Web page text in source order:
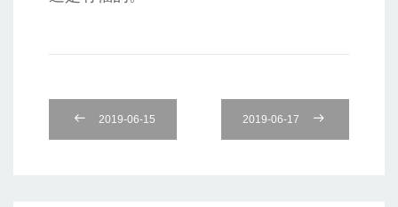
2019-06-15 2019-06-17